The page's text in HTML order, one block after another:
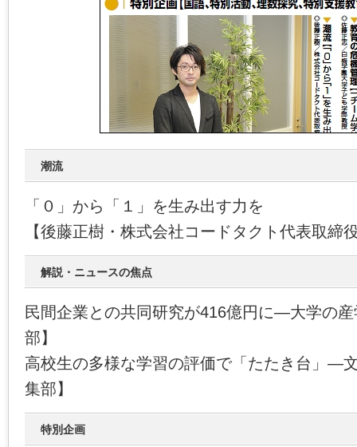
潮流
「０」から「１」を生み出す力を
【後藤正樹・株式会社コードタクト代表取締
解説・ニュースの焦点
民間企業との共同研究が416億円に―大学の
部】
高校生の多様な学習の評価で「たたき台」―
集部】
特別企画